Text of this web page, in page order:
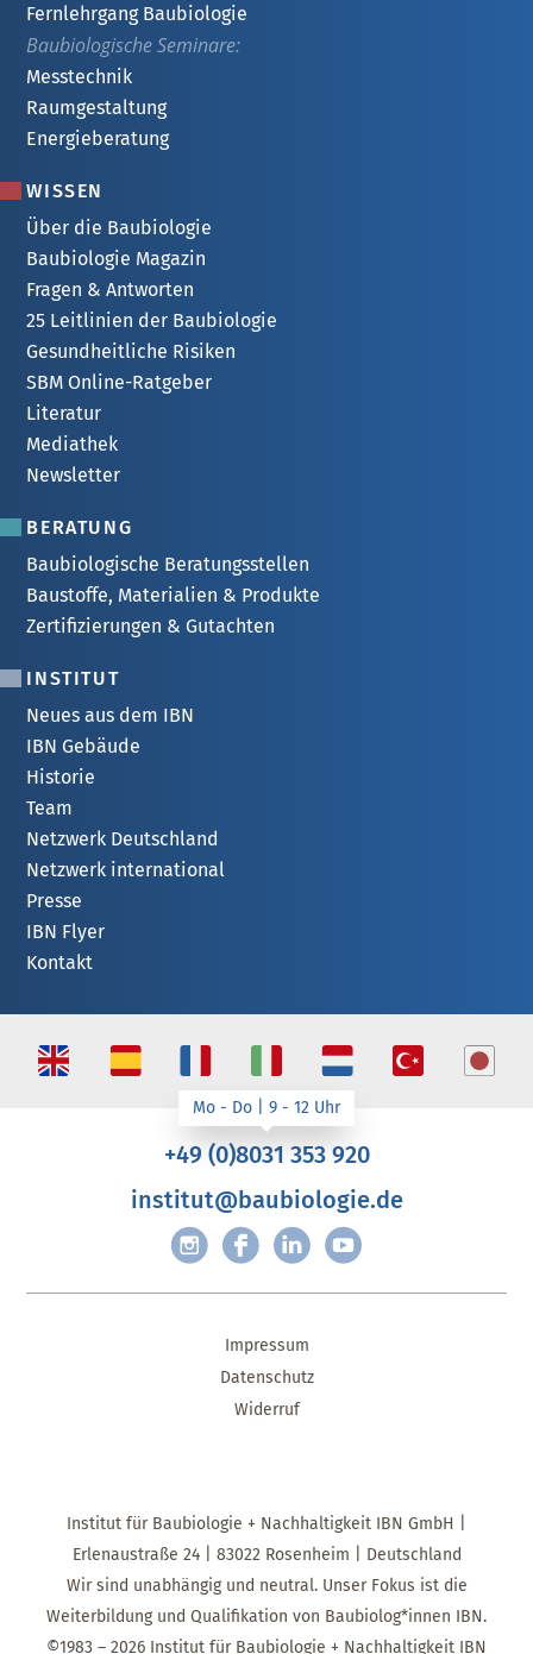
Fernlehrgang Baubiologie
Baubiologische Seminare:
Messtechnik
Raumgestaltung
Energieberatung
WISSEN
Über die Baubiologie
Baubiologie Magazin
Fragen & Antworten
25 Leitlinien der Baubiologie
Gesundheitliche Risiken
SBM Online-Ratgeber
Literatur
Mediathek
Newsletter
BERATUNG
Baubiologische Beratungsstellen
Baustoffe, Materialien & Produkte
Zertifizierungen & Gutachten
INSTITUT
Neues aus dem IBN
IBN Gebäude
Historie
Team
Netzwerk Deutschland
Netzwerk international
Presse
IBN Flyer
Kontakt
+49 (0)8031 353 920
institut@baubiologie.de
Impressum
Datenschutz
Widerruf
Institut für Baubiologie + Nachhaltigkeit IBN GmbH |
Erlenaustraße 24 | 83022 Rosenheim | Deutschland
Wir sind unabhängig und neutral. Unser Fokus ist die
Weiterbildung und Qualifikation von Baubiolog*innen IBN.
©1983 – 2026 Institut für Baubiologie + Nachhaltigkeit IBN